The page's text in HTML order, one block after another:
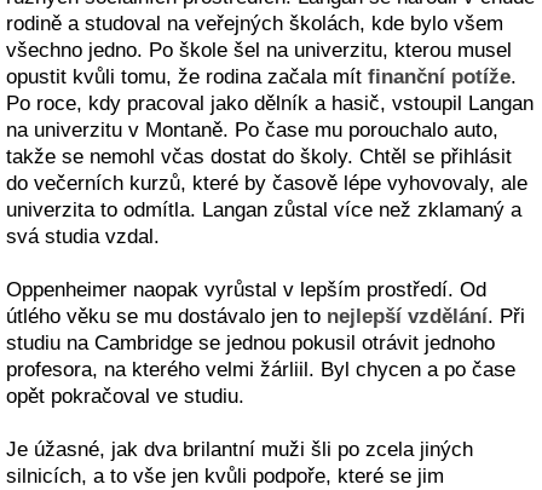
rodině a studoval na veřejných školách, kde bylo všem
všechno jedno. Po škole šel na univerzitu, kterou musel
opustit kvůli tomu, že rodina začala mít finanční potíže.
Po roce, kdy pracoval jako dělník a hasič, vstoupil Langan
na univerzitu v Montaně. Po čase mu porouchalo auto,
takže se nemohl včas dostat do školy. Chtěl se přihlásit
do večerních kurzů, které by časově lépe vyhovovaly, ale
univerzita to odmítla. Langan zůstal více než zklamaný a
svá studia vzdal.
Oppenheimer naopak vyrůstal v lepším prostředí. Od
útlého věku se mu dostávalo jen to nejlepší vzdělání. Při
studiu na Cambridge se jednou pokusil otrávit jednoho
profesora, na kterého velmi žárliil. Byl chycen a po čase
opět pokračoval ve studiu.
Je úžasné, jak dva brilantní muži šli po zcela jiných
silnicích, a to vše jen kvůli podpoře, které se jim